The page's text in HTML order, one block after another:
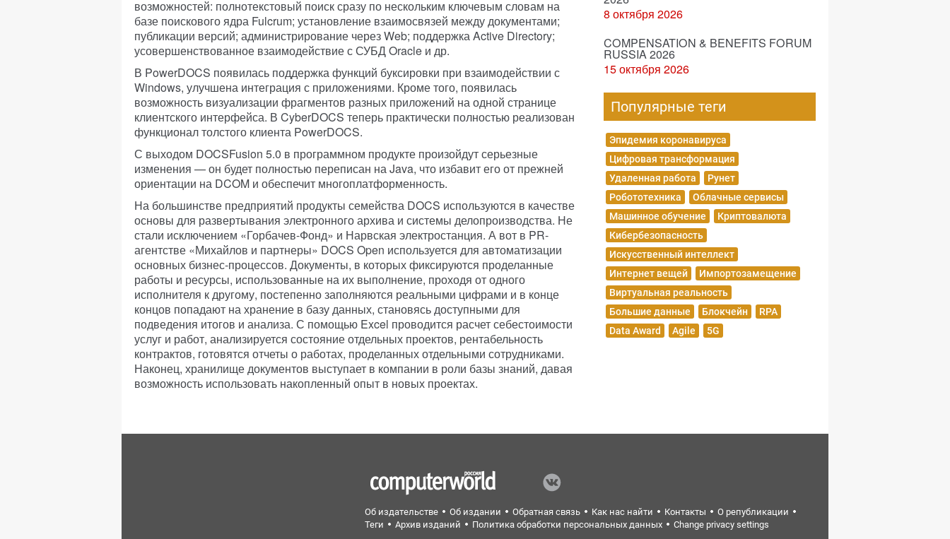
возможностей: полнотекстовый поиск сразу по нескольким ключевым словам на
базе поискового ядра Fulcrum; установление взаимосвязей между документами;
публикации версий; администрирование через Web; поддержка Active Directory;
усовершенствованное взаимодействие с СУБД Oracle и др.
В PowerDOCS появилась поддержка функций буксировки при взаимодействии с
Windows, улучшена интеграция с приложениями. Кроме того, появилась
возможность визуализации фрагментов разных приложений на одной странице
клиентского интерфейса. В CyberDOCS теперь практически полностью реализован
функционал толстого клиента PowerDOCS.
С выходом DOCSFusion 5.0 в программном продукте произойдут серьезные
изменения — он будет полностью переписан на Java, что избавит его от прежней
ориентации на DCOM и обеспечит многоплатформенность.
На большинстве предприятий продукты семейства DOCS используются в качестве
основы для развертывания электронного архива и системы делопроизводства. Не
стали исключением «Горбачев-Фонд» и Нарвская электростанция. А вот в PR-
агентстве «Михайлов и партнеры» DOCS Open используется для автоматизации
основных бизнес-процессов. Документы, в которых фиксируются проделанные
работы и ресурсы, использованные на их выполнение, проходя от одного
исполнителя к другому, постепенно заполняются реальными цифрами и в конце
концов попадают на хранение в базу данных, становясь доступными для
подведения итогов и анализа. С помощью Excel проводится расчет себестоимости
услуг и работ, анализируется состояние отдельных проектов, рентабельность
контрактов, готовятся отчеты о работах, проделанных отдельными сотрудниками.
Наконец, хранилище документов выступает в компании в роли базы знаний, давая
возможность использовать накопленный опыт в новых проектах.
8 октября 2026
COMPENSATION & BENEFITS FORUM
RUSSIA 2026
15 октября 2026
Популярные теги
Эпидемия коронавируса
Цифровая трансформация
Удаленная работа
Рунет
Робототехника
Облачные сервисы
Машинное обучение
Криптовалюта
Кибербезопасность
Искусственный интеллект
Интернет вещей
Импортозамещение
Виртуальная реальность
Большие данные
Блокчейн
RPA
Data Award
Agile 5G
Об издательстве Об издании Обратная связь Как нас найти Контакты
О републикации
Теги
Архив изданий Политика обработки персональных данных Change privacy settings